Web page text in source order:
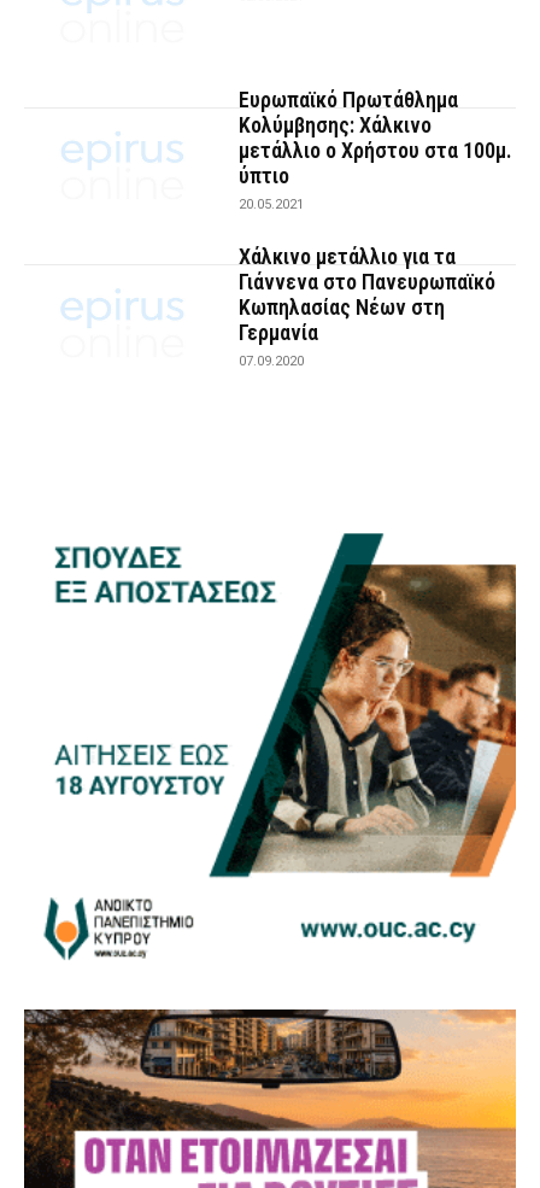
Ευρωπαϊκό Πρωτάθλημα
Κολύμβησης: Χάλκινο
μετάλλιο ο Χρήστου στα 100μ.
ύπτιο
20.05.2021
Χάλκινο μετάλλιο για τα
Γιάννενα στο Πανευρωπαϊκό
Κωπηλασίας Νέων στη
Γερμανία
07.09.2020